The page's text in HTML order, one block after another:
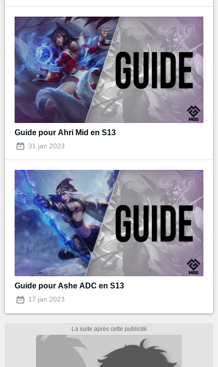
Guide pour Ahri Mid en S13
31 jan 2023
Guide pour Ashe ADC en S13
17 jan 2023